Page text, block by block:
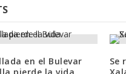
en el Bulevar
Se